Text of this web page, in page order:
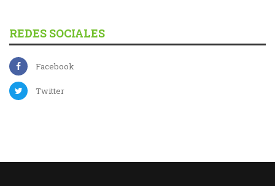
REDES SOCIALES
Facebook
Twitter